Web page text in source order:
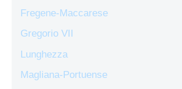
Fregene-Maccarese
Gregorio VII
Lunghezza
Magliana-Portuense